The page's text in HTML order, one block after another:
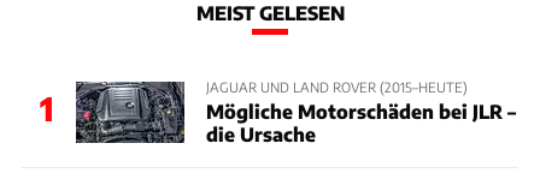
MEIST GELESEN
1
JAGUAR UND LAND ROVER (2015–HEUTE)
Mögliche Motorschäden bei JLR –
die Ursache